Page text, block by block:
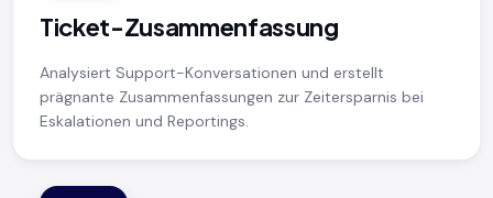
Ticket-Zusammenfassung
Analysiert Support-Konversationen und erstellt
prägnante Zusammenfassungen zur Zeitersparnis bei
Eskalationen und Reportings.